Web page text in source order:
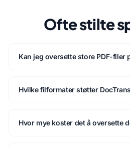
Ofte stilte
Kan jeg oversette store PDF-filer
Hvilke filformater støtter
Hvor mye koster det å oversette